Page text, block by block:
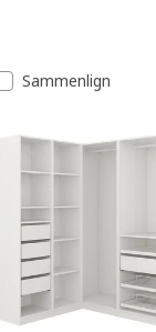
Resultatliste
Sammenlign